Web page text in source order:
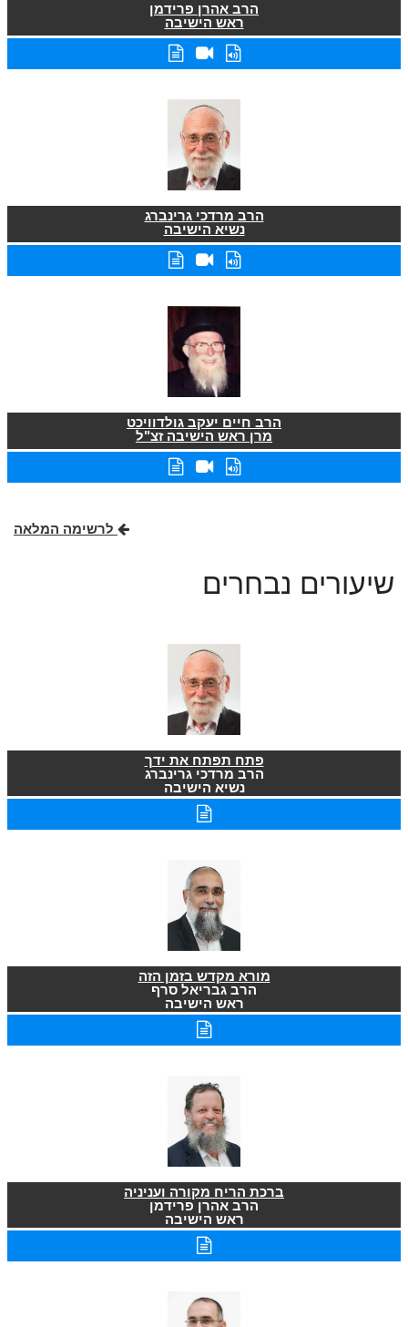
הרב אהרן פרידמן
ראש הישיבה
הרב מרדכי גרינברג
נשיא הישיבה
הרב חיים יעקב גולדוויכט
מרן ראש הישיבה זצ"ל
לרשימה המלאה
שיעורים נבחרים
פתח תפתח את ידך
הרב מרדכי גרינברג
נשיא הישיבה
מורא מקדש בזמן הזה
הרב גבריאל סרף
ראש הישיבה
ברכת הריח מקורה ועניניה
הרב אהרן פרידמן
ראש הישיבה